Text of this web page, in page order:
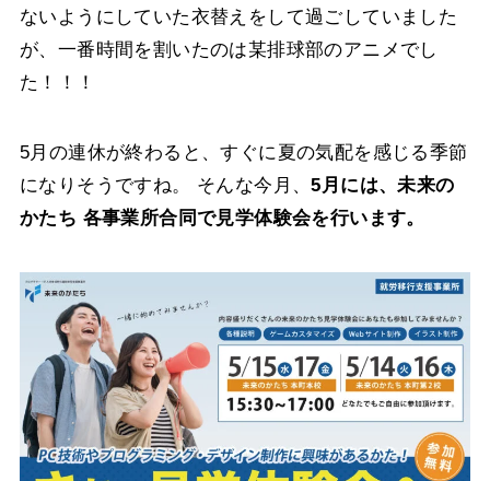
ないようにしていた衣替えをして過ごしていました
が、一番時間を割いたのは某排球部のアニメでし
た！！！
5月の連休が終わると、すぐに夏の気配を感じる季節
になりそうですね。 そんな今月、5月には、未来の
かたち 各事業所合同で見学体験会を行います。